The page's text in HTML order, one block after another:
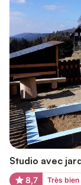
Studio avec
8,7 Très bien